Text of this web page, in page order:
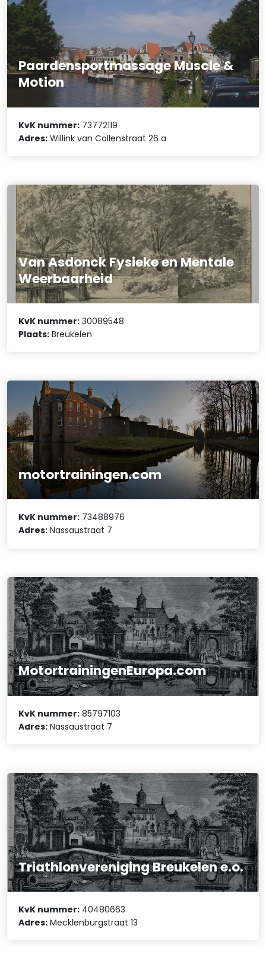
Paardensportmassage Muscle &
Motion
KvK nummer: 73772119
Adres: Willink van Collenstraat 26 a
Van Asdonck Fysieke en Mentale
Weerbaarheid
KvK nummer: 30089548
Plaats: Breukelen
motortrainingen.com
KvK nummer: 73488976
Adres: Nassaustraat 7
MotortrainingenEuropa.com
KvK nummer: 85797103
Adres: Nassaustraat 7
Triathlonvereniging Breukelen e.o.
KvK nummer: 40480663
Adres: Mecklenburgstraat 13